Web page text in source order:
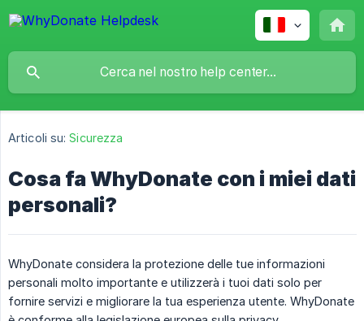
Articoli su: Sicurezza
Cosa fa WhyDonate con i miei dati
personali?
WhyDonate considera la protezione delle tue informazioni
personali molto importante e utilizzerà i tuoi dati solo per
fornire servizi e migliorare la tua esperienza utente. WhyDonate